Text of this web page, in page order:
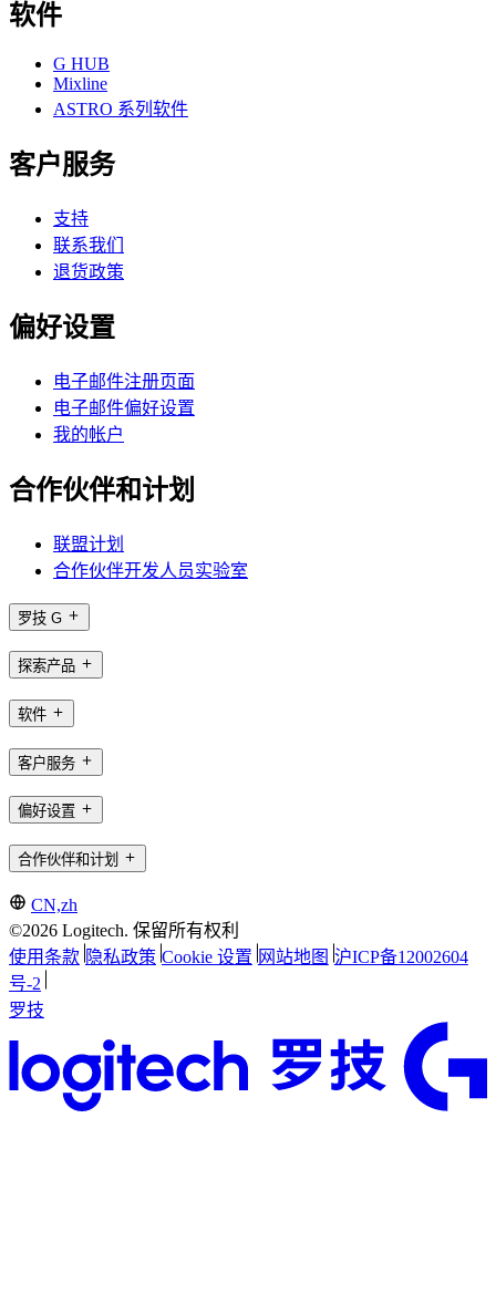
软件
G HUB
Mixline
ASTRO 系列软件
客户服务
支持
联系我们
退货政策
偏好设置
电子邮件注册页面
电子邮件偏好设置
我的帐户
合作伙伴和计划
联盟计划
合作伙伴开发人员实验室
罗技 G
探索产品
软件
客户服务
偏好设置
合作伙伴和计划
CN,zh
©2026 Logitech. 保留所有权利
使用条款 隐私政策 Cookie 设置 网站地图 沪ICP备12002604
号-2
罗技